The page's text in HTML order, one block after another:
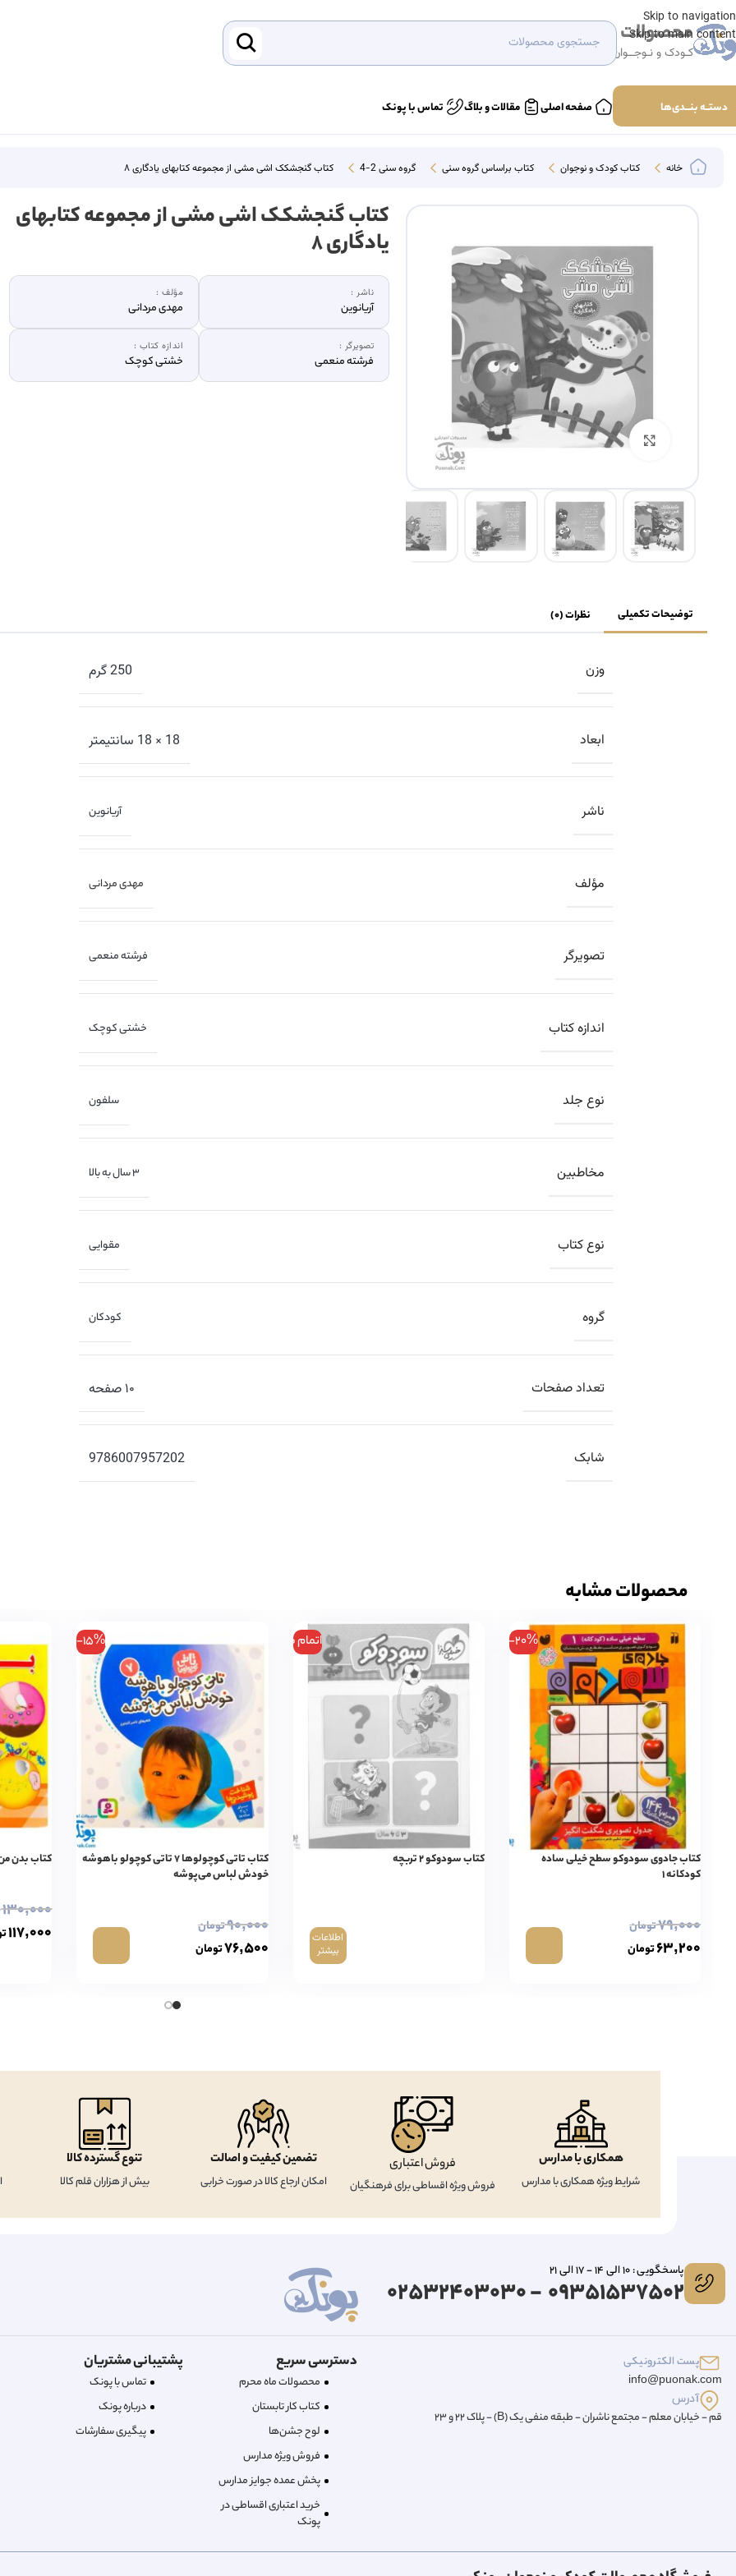
Skip to navigation
Skip to main content
محصولات
کـودک و نـوجــوان
دستــه بنـــدی‌ها صفحه اصلی مقالات و بلاگ تماس با پونک
خانه کتاب کودک و نوجوان کتاب براساس گروه سنی گروه سنی 2-4 کتاب گنجشکک اشی مشی از مجموعه کتابهای یادگاری ۸
بزرگنمایی تصویر
کتاب گنجشکک اشی مشی از مجموعه کتابهای
یادگاری ۸
ناشر :
آریانوین
مؤلف :
مهدی مردانی
تصویرگر :
فرشته منعمی
اندازه کتاب :
خشتی کوچک
توضیحات تکمیلی نظرات (0)
وزن 250 گرم
ابعاد 18 × 18 سانتیمتر
ناشر آریانوین
مؤلف مهدی مردانی
تصویرگر فرشته منعمی
اندازه کتاب خشتی کوچک
نوع جلد سلفون
مخاطبین 3 سال به بالا
نوع کتاب مقوایی
گروه کودکان
تعداد صفحات ۱۰ صفحه
شابک 9786007957202
محصولات مشابه
-20%
کتاب جادوی سودوکو سطح خیلی ساده
کودکانه ۱
۷۹,۰۰۰تومان
۶۳,۲۰۰تومان
اتمام موجودی
کتاب سودوکو ۲ تربچه
اطلاعات
بیشتر
-15%
کتاب تاتی کوچولوها ۷ تاتی کوچولو باهوشه
خودش لباس می‌پوشه
۹۰,۰۰۰تومان
۷۶,۵۰۰تومان
کتاب بدن
۱۳۰,۰۰۰
۱۱۷,۰۰۰
همکاری با مدارس
شرایط ویژه همکاری با مدارس
فروش اعتباری
فروش ویژه اقساطی برای فرهنگیان
تضمین کیفیت و اصالت
امکان ارجاع کالا در صورت خرابی
تنوع گسترده کالا
بیش از هزاران قلم کالا
پاسخگویی : 10 الی 14 - 17 الی 21
09351537502 - 02532403030
پست الکترونیکی
info@puonak.com
آدرس
قم - خیابان معلم - مجتمع ناشران - طبقه منفی یک (B) - پلاک 22 و 23
دسترسی سریع
محصولات ماه محرم
کتاب کار تابستان
لوح جشن‌ها
فروش ویژه مدارس
پخش عمده جوایز مدارس
خرید اعتباری اقساطی در
پونک
پشتیبانی مشتریان
تماس با پونک
درباره‌ پونک
پیگیری سفارشات